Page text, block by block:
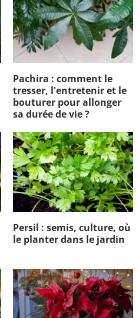
Pachira : comment le
tresser, l'entretenir et le
bouturer pour allonger
sa durée de vie ?
Persil : semis, culture, où
le planter dans le jardin